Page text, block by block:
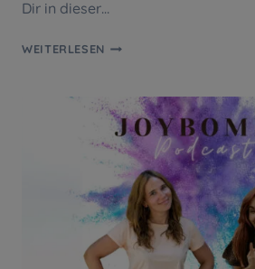
Dir in dieser…
WEITERLESEN #33
ANFÜHRER
DEINES
LEBENS!